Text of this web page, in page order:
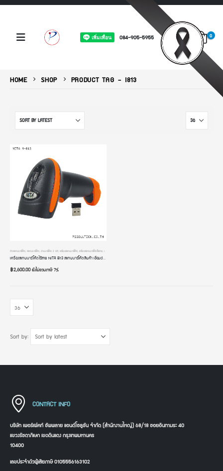
084-905-5955 0
HOME SHOP PRODUCT TAG - I813
ตัวสแกนบาร์โค้ด สแกนบาร์โค้ด อ่านบาร์โค้ด 2 มิติ เครื่องสแกนบาร์โค้ด เครื่องสแกนบาร์โค้ดไร้สาย เครื่องอ่านบาร์โค้ด
เครื่องสแกนบาร์โค้ดไร้สาย NITA i813 สแกนบาร์โค้ดสินค้า เชื่อมต่อผ่าน USB Dongle สลับภาษาอัตโนมัติ เครื่องอ่านคิวอาร์โค้ด หัวอ่าน 2 มิติ
฿2,600.00ยังไม่รวมภาษี 7%
Sort by:
CONTACT INFO
บริษัท เพอร์เฟคท์ ซัพพลาย แอนด์โซลูชัน จำกัด (สำนักงานใหญ่) 68/18 ซอยอินทามระ 40
แขวงรัชดาภิเษก เขตดินแดง กรุงเทพมหานคร
10400
เลขประจำตัวผู้เสียภาษี 0105556163102